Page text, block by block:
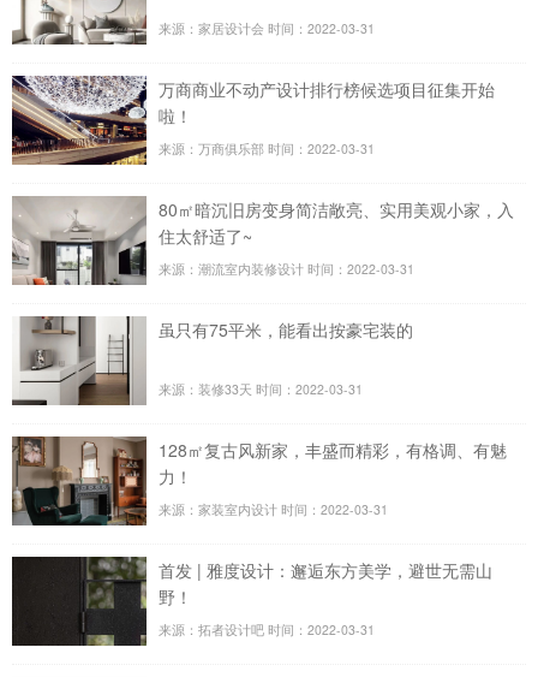
来源：家居设计会 时间：2022-03-31
万商商业不动产设计排行榜候选项目征集开始
啦！
来源：万商俱乐部 时间：2022-03-31
80㎡暗沉旧房变身简洁敞亮、实用美观小家，入
住太舒适了~
来源：潮流室内装修设计 时间：2022-03-31
虽只有75平米，能看出按豪宅装的
来源：装修33天 时间：2022-03-31
128㎡复古风新家，丰盛而精彩，有格调、有魅
力！
来源：家装室内设计 时间：2022-03-31
首发 | 雅度设计：邂逅东方美学，避世无需山
野！
来源：拓者设计吧 时间：2022-03-31